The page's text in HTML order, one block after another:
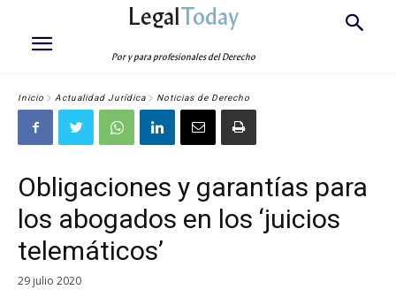
LegalToday
Por y para profesionales del Derecho
Inicio Actualidad Jurídica Noticias de Derecho
Obligaciones y garantías para
los abogados en los ‘juicios
telemáticos’
29 julio 2020